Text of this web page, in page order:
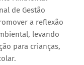
de Gestão
a reflexão
levando
para crianças,